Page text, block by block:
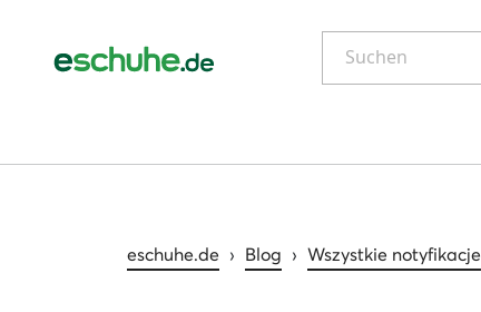
Suchen
eschuhe.de › Blog › Wszystkie notyfikacje